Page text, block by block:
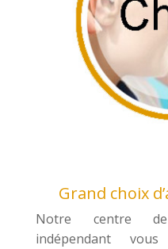
Grand choix
Notre centre
indépendant